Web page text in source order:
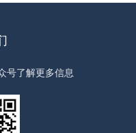
号了解更多信息